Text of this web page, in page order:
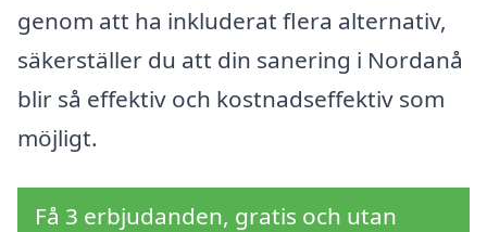
genom att ha inkluderat flera alternativ,
säkerställer du att din sanering i Nordanå
blir så effektiv och kostnadseffektiv som
möjligt.
Få 3 erbjudanden, gratis och utan